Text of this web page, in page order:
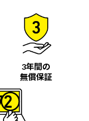
3年間の
無償保証